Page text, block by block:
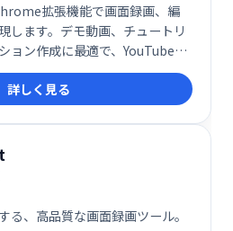
拡張機能で画面録画、編
します。デモ動画、チュートリ
ョン作成に最適で、YouTubeへ
イブでの共有、MP3/MP4へのエ
。学校、カスタマーサポート、
い用途でご利用いただけます。
詳しく見る
る、高品質な画面録画ツール。